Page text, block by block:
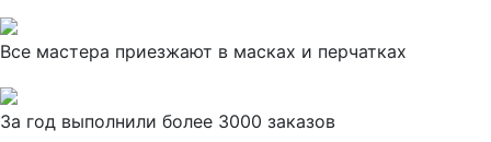
Все мастера приезжают в масках и перчатках
За год выполнили более 3000 заказов